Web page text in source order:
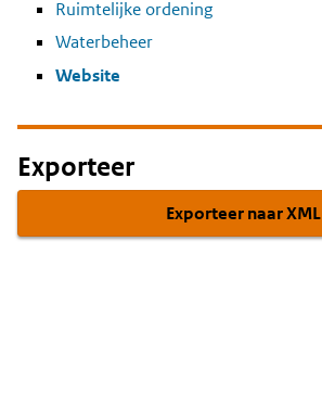
Ruimtelijke ordening
Waterbeheer
Website
Exporteer
Exporteer naar XML